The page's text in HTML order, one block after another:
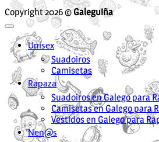
Copyright 2026 ©Galeguiña
Unisex
Suadoiros
Camisetas
Rapaza
Suadoiros en Galego para
Camisetas en Galego para
Vestidos en Galego para
Nen@s